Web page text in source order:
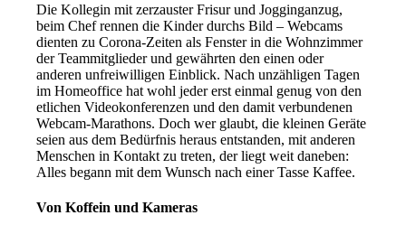
Die Kollegin mit zerzauster Frisur und Jogginganzug,
beim Chef rennen die Kinder durchs Bild – Webcams
dienten zu Corona-Zeiten als Fenster in die Wohnzimmer
der Teammitglieder und gewährten den einen oder
anderen unfreiwilligen Einblick. Nach unzähligen Tagen
im Homeoffice hat wohl jeder erst einmal genug von den
etlichen Videokonferenzen und den damit verbundenen
Webcam-Marathons. Doch wer glaubt, die kleinen Geräte
seien aus dem Bedürfnis heraus entstanden, mit anderen
Menschen in Kontakt zu treten, der liegt weit daneben:
Alles begann mit dem Wunsch nach einer Tasse Kaffee.
Von Koffein und Kameras